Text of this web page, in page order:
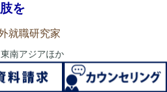
を
就職研究家
南アジアほか
マンへ贈る海外就職のすすめ。